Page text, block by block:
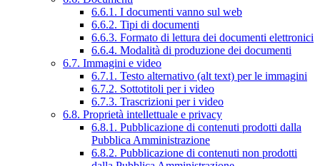
6.6.1. I documenti vanno sul web
6.6.2. Tipi di documenti
6.6.3. Formato di lettura dei documenti elettronici
6.6.4. Modalità di produzione dei documenti
6.7. Immagini e video
6.7.1. Testo alternativo (alt text) per le immagini
6.7.2. Sottotitoli per i video
6.7.3. Trascrizioni per i video
6.8. Proprietà intellettuale e privacy
6.8.1. Pubblicazione di contenuti prodotti dalla
Pubblica Amministrazione
6.8.2. Pubblicazione di contenuti non prodotti